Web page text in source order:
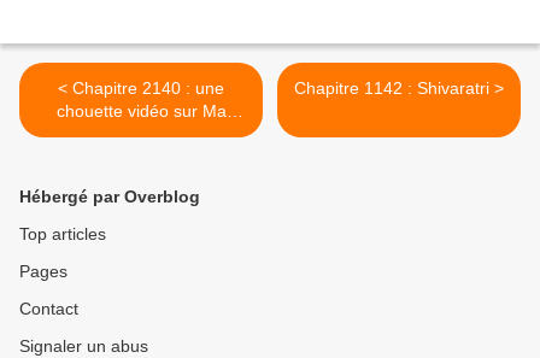
< Chapitre 2140 : une
chouette vidéo sur Ma
Anandamayi , et quelques
Chapitre 1142 : Shivaratri >
Hébergé par Overblog
Top articles
Pages
Contact
Signaler un abus